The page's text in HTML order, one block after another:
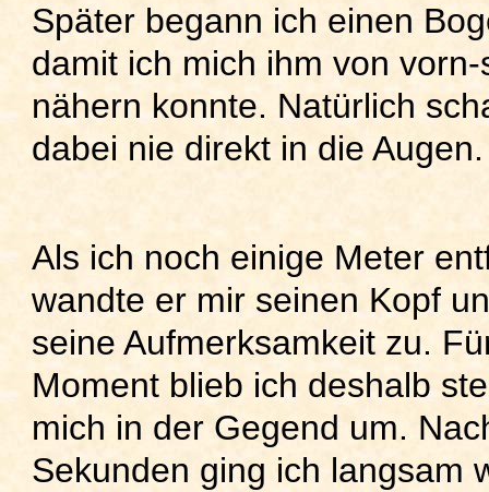
Später begann ich einen
damit ich mich ihm von
nähern konnte. Natürlich
dabei nie direkt in die Augen.
Als ich noch einige Meter
wandte er mir seinen Kopf
seine Aufmerksamkeit zu.
Moment blieb ich deshalb
mich in der Gegend um.
Sekunden ging ich langsam